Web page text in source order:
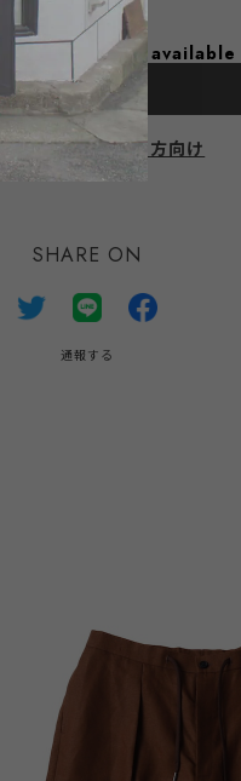
shipping available
Add to cart
国内にお住まいの方向け
SHARE ON
通報する